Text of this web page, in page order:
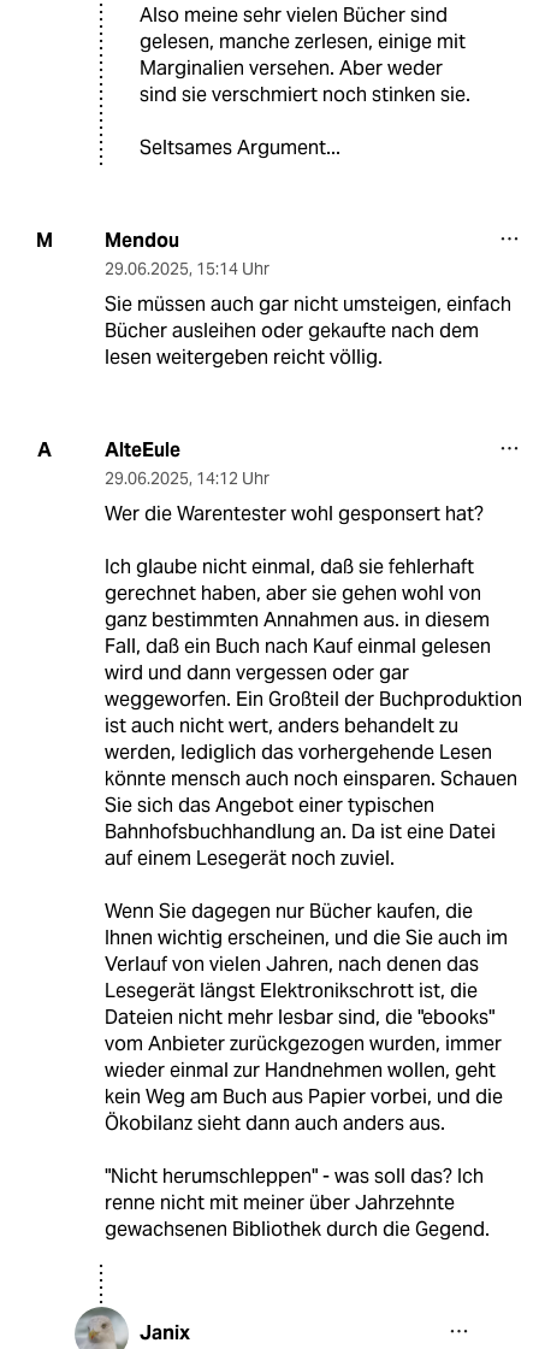
Also meine sehr vielen Bücher sind
gelesen, manche zerlesen, einige mit
Marginalien versehen. Aber weder
sind sie verschmiert noch stinken sie.
Seltsames Argument...
M Mendou
29.06.2025, 15:14 Uhr
Sie müssen auch gar nicht umsteigen, einfach
Bücher ausleihen oder gekaufte nach dem
lesen weitergeben reicht völlig.
A AlteEule
29.06.2025, 14:12 Uhr
Wer die Warentester wohl gesponsert hat?
Ich glaube nicht einmal, daß sie fehlerhaft
gerechnet haben, aber sie gehen wohl von
ganz bestimmten Annahmen aus. in diesem
Fall, daß ein Buch nach Kauf einmal gelesen
wird und dann vergessen oder gar
weggeworfen. Ein Großteil der Buchproduktion
ist auch nicht wert, anders behandelt zu
werden, lediglich das vorhergehende Lesen
könnte mensch auch noch einsparen. Schauen
Sie sich das Angebot einer typischen
Bahnhofsbuchhandlung an. Da ist eine Datei
auf einem Lesegerät noch zuviel.
Wenn Sie dagegen nur Bücher kaufen, die
Ihnen wichtig erscheinen, und die Sie auch im
Verlauf von vielen Jahren, nach denen das
Lesegerät längst Elektronikschrott ist, die
Dateien nicht mehr lesbar sind, die "ebooks"
vom Anbieter zurückgezogen wurden, immer
wieder einmal zur Handnehmen wollen, geht
kein Weg am Buch aus Papier vorbei, und die
Ökobilanz sieht dann auch anders aus.
"Nicht herumschleppen" - was soll das? Ich
renne nicht mit meiner über Jahrzehnte
gewachsenen Bibliothek durch die Gegend.
Janix